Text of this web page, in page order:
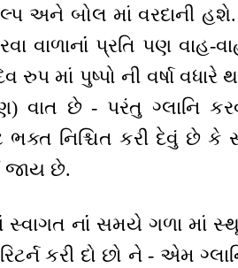
અને બોલ માં વરદાની હશે.
વાળાનાંં પ્રતિ પણ વાહ-વાહ
રુપ માં પુષ્પો ની વર્ષા વધારે
વાત છે - પરંતુ ગ્લાનિ
નિશ્ચિત કરી દેવું છે કે
જાય છે.
નાંં સમયે ગળા માં
કરી દો છો ને - એમ